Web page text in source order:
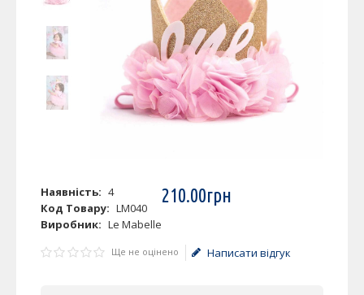
Наявність: 4
Код Товару: LM040
Виробник: Le Mabelle
210.00грн
Ще не оцінено Написати відгук